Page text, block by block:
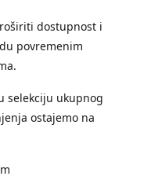
dostupnost i
povremenim
selekciju ukupnog
ostajemo na